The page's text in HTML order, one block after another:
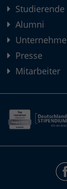
Studierende
Alumni
Presse
Mitarbeiter